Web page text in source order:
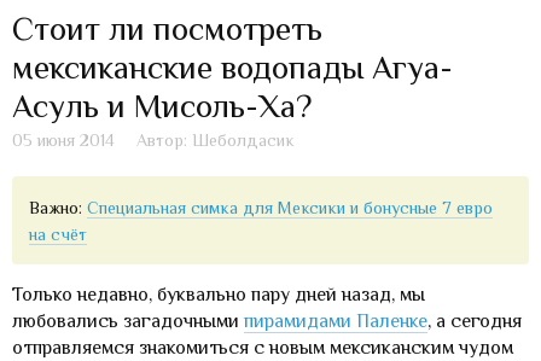
Стоит ли посмотреть
мексиканские водопады Агуа-
Асуль и Мисоль-Ха?
05 июня 2014 Автор: Шеболдасик
Важно:Специальная симка для Мексики и бонусные 7 евро
на счёт
Только недавно, буквально пару дней назад, мы
любовались загадочными пирамидами Паленке, а сегодня
отправляемся знакомиться с новым мексиканским чудом